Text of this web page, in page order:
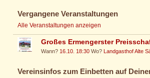
Vergangene Veranstaltungen
Alle Veranstaltungen anzeigen
Großes Ermengerster
Wann? 16.10. 18:30 Wo?Landgasthof Alte
Vereinsinfos zum Einbetten auf